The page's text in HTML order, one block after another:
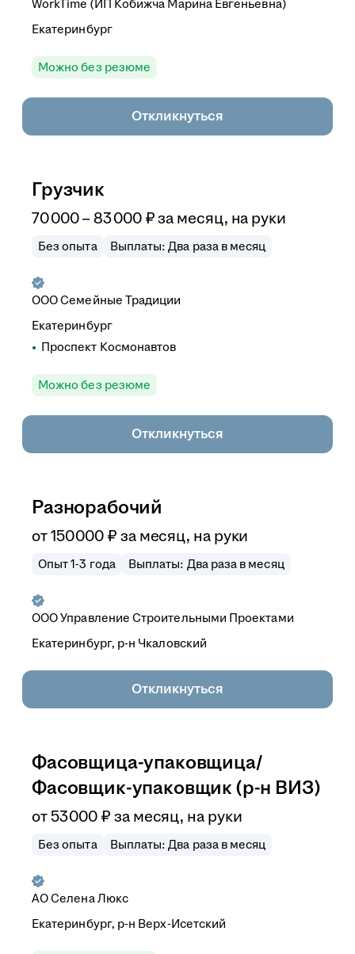
WorkTime (ИП Кобижча Марина Евгеньевна)
Екатеринбург
Можно без резюме
Откликнуться
Грузчик
70 000–83 000 ₽ за месяц, на руки
Без опыта Выплаты: Два раза в месяц
ОООСемейные Традиции
Екатеринбург
Проспект Космонавтов
Можно без резюме
Откликнуться
Разнорабочий
от150 000 ₽ за месяц, на руки
Опыт 1-3 года Выплаты: Два раза в месяц
ОООУправление Строительными Проектами
Екатеринбург, р-н Чкаловский
Откликнуться
Фасовщица-упаковщица/
Фасовщик-упаковщик (р-н ВИЗ)
от53 000 ₽ за месяц, на руки
Без опыта Выплаты: Два раза в месяц
АОСелена Люкс
Екатеринбург, р-н Верх-Исетский